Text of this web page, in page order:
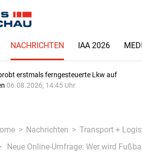
NACHRICHTEN IAA 2026
erstmals ferngesteuerte Lkw auf
06.08.2026, 14:45 Uhr
Nachrichten
Transport +
Neue Online-Umfrage: Wer wird